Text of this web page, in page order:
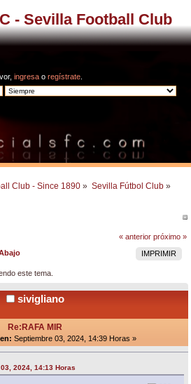
- Sevilla Football Club
ingresa o regístrate
Club - Since 1890 » Sevilla Fútbol Club »
« anterior próximo »
IMPRIMIR
este tema.
sivigliano
Re:RAFA MIR
Septiembre 03, 2024, 14:39 Horas »
2024, 14:13 Horas